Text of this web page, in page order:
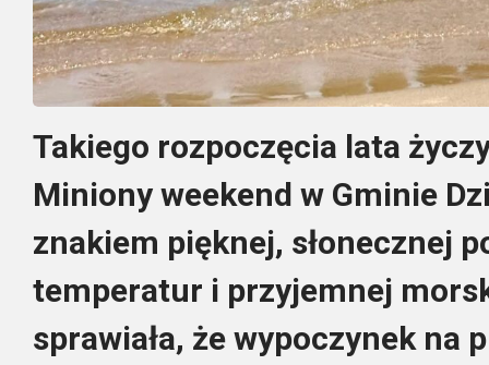
Takiego rozpoczęcia lata
Miniony weekend w Gminie
znakiem pięknej, słonecznej
temperatur i przyjemnej
sprawiała, że wypoczynek na